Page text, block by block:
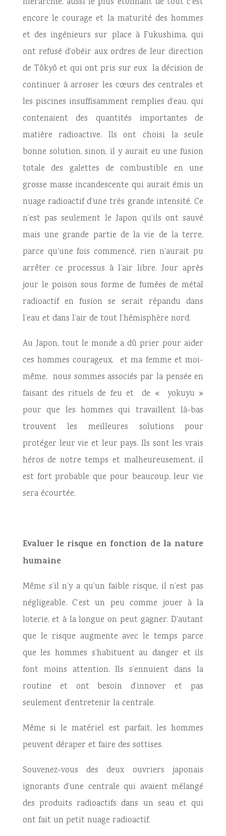
encore le courage et la maturité des hommes
et des ingénieurs sur place à Fukushima, qui
ont refusé d’obéir aux ordres de leur direction
de Tôkyô et qui ont pris sur eux la décision de
continuer à arroser les cœurs des centrales et
les piscines insuffisamment remplies d’eau, qui
contenaient des quantités importantes de
matière radioactive. Ils ont choisi la seule
bonne solution, sinon, il y aurait eu une fusion
totale des galettes de combustible en une
grosse masse incandescente qui aurait émis un
nuage radioactif d’une très grande intensité. Ce
n’est pas seulement le Japon qu’ils ont sauvé
mais une grande partie de la vie de la terre,
parce qu’une fois commencé, rien n’aurait pu
arrêter ce processus à l’air libre. Jour après
jour le poison sous forme de fumées de métal
radioactif en fusion se serait répandu dans
l’eau et dans l’air de tout l’hémisphère nord.
Au Japon, tout le monde a dû prier pour aider
ces hommes courageux, et ma femme et moi-
même, nous sommes associés par la pensée en
faisant des rituels de feu et de « yokuyu »
pour que les hommes qui travaillent là-bas
trouvent les meilleures solutions pour
protéger leur vie et leur pays. Ils sont les vrais
héros de notre temps et malheureusement, il
est fort probable que pour beaucoup, leur vie
sera écourtée.
Evaluer le risque en fonction de la nature
humaine
Même s’il n’y a qu’un faible risque, il n’est pas
négligeable. C’est un peu comme jouer à la
loterie, et à la longue on peut gagner. D’autant
que le risque augmente avec le temps parce
que les hommes s’habituent au danger et ils
font moins attention. Ils s’ennuient dans la
routine et ont besoin d’innover et pas
seulement d’entretenir la centrale.
Même si le matériel est parfait, les hommes
peuvent déraper et faire des sottises.
Souvenez-vous des deux ouvriers japonais
ignorants d’une centrale qui avaient mélangé
des produits radioactifs dans un seau et qui
ont fait un petit nuage radioactif.